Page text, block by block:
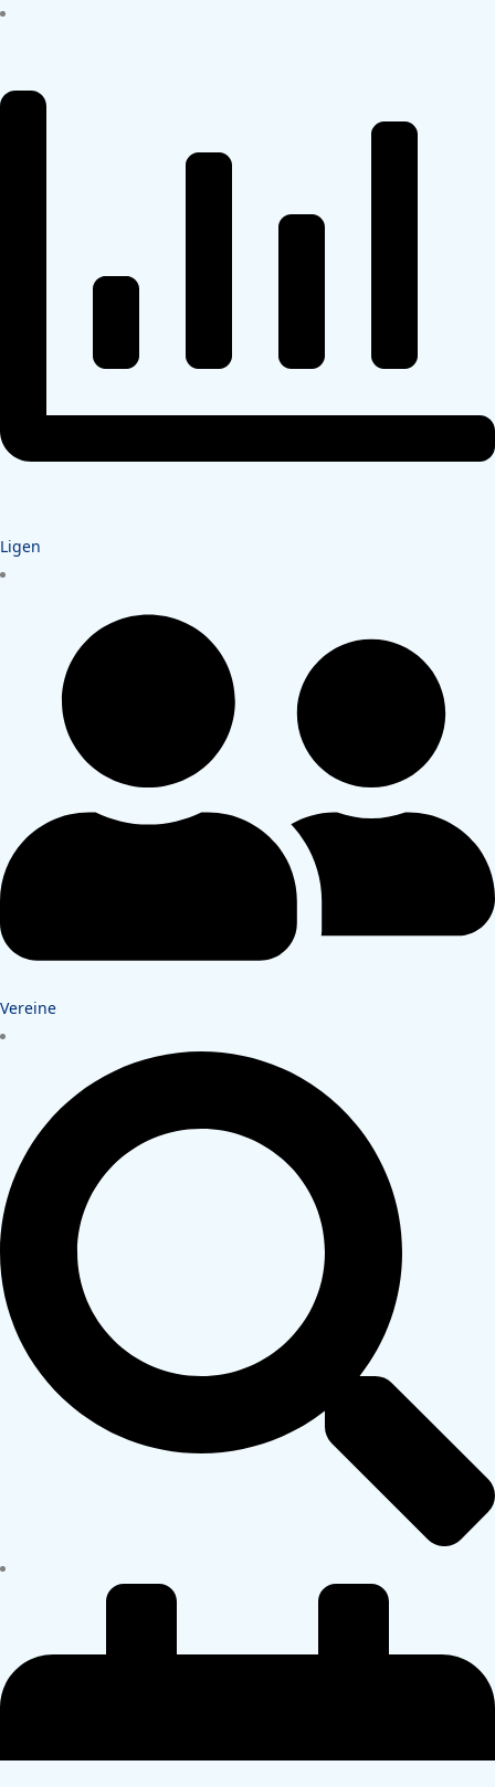
Ligen
Vereine